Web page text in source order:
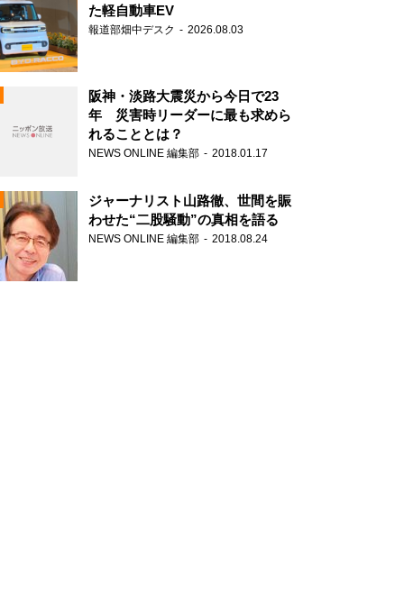
た軽自動車EV
報道部畑中デスク 2026.08.03
阪神・淡路大震災から今日で23
年 災害時リーダーに最も求めら
れることとは？
NEWS ONLINE 編集部 2018.01.17
ジャーナリスト山路徹、世間を賑
わせた“二股騒動”の真相を語る
NEWS ONLINE 編集部 2018.08.24